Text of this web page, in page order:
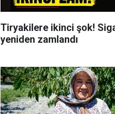
Tiryakilere ikinci şok!
yeniden zamlandı